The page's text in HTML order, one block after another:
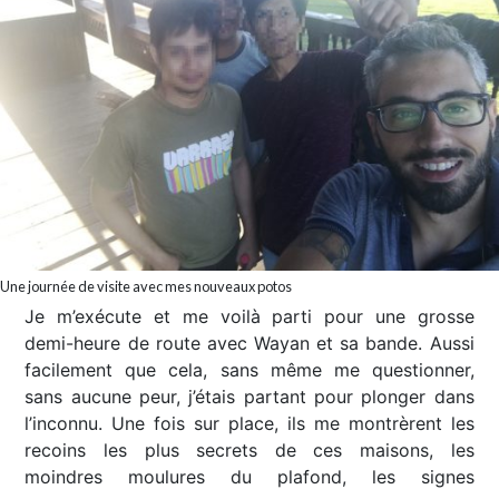
Une journée de visite avec mes nouveaux potos
Je m’exécute et me voilà parti pour une grosse
demi-heure de route avec Wayan et sa bande. Aussi
facilement que cela, sans même me questionner,
sans aucune peur, j’étais partant pour plonger dans
l’inconnu. Une fois sur place, ils me montrèrent les
recoins les plus secrets de ces maisons, les
moindres moulures du plafond, les signes